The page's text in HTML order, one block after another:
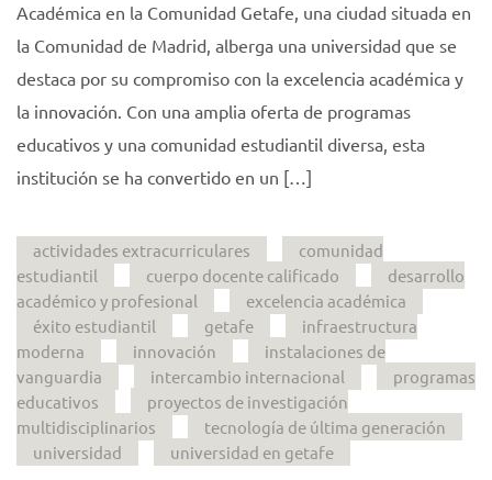
Académica en la Comunidad Getafe, una ciudad situada en
la Comunidad de Madrid, alberga una universidad que se
destaca por su compromiso con la excelencia académica y
la innovación. Con una amplia oferta de programas
educativos y una comunidad estudiantil diversa, esta
institución se ha convertido en un […]
actividades extracurriculares
comunidad
estudiantil
cuerpo docente calificado
desarrollo
académico y profesional
excelencia académica
éxito estudiantil
getafe
infraestructura
moderna
innovación
instalaciones de
vanguardia
intercambio internacional
programas
educativos
proyectos de investigación
multidisciplinarios
tecnología de última generación
universidad
universidad en getafe